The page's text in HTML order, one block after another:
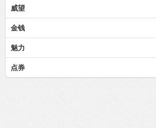
威望
金钱
魅力
点券